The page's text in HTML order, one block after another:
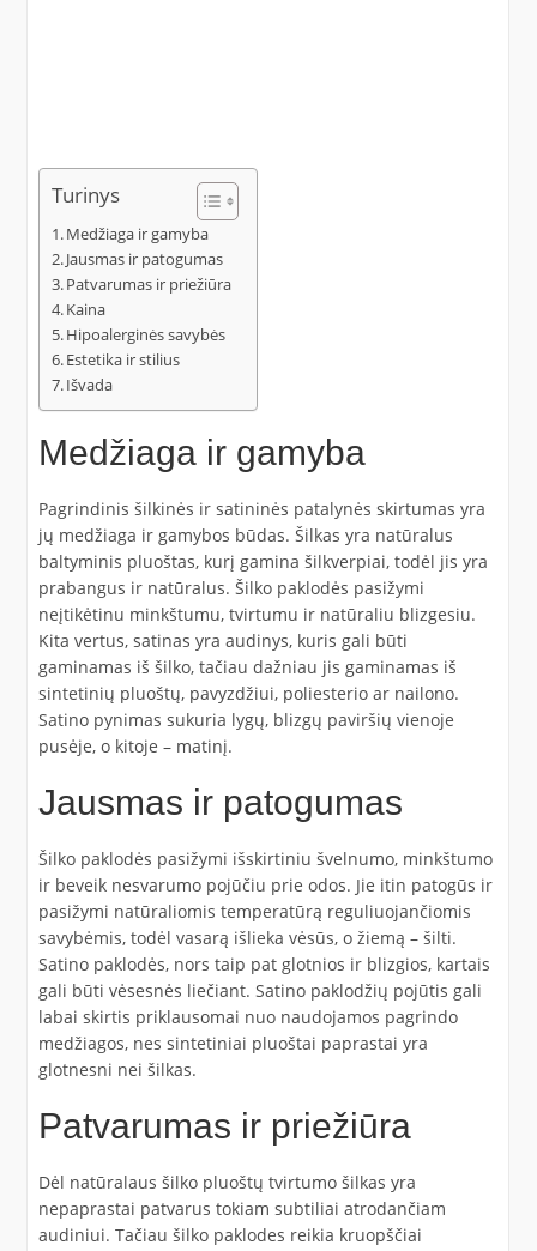
Turinys
Medžiaga ir gamyba
Jausmas ir patogumas
Patvarumas ir priežiūra
Kaina
Hipoalerginės savybės
Estetika ir stilius
Išvada
Medžiaga ir gamyba
Pagrindinis šilkinės ir satininės patalynės skirtumas yra
jų medžiaga ir gamybos būdas. Šilkas yra natūralus
baltyminis pluoštas, kurį gamina šilkverpiai, todėl jis yra
prabangus ir natūralus. Šilko paklodės pasižymi
neįtikėtinu minkštumu, tvirtumu ir natūraliu blizgesiu.
Kita vertus, satinas yra audinys, kuris gali būti
gaminamas iš šilko, tačiau dažniau jis gaminamas iš
sintetinių pluoštų, pavyzdžiui, poliesterio ar nailono.
Satino pynimas sukuria lygų, blizgų paviršių vienoje
pusėje, o kitoje – matinį.
Jausmas ir patogumas
Šilko paklodės pasižymi išskirtiniu švelnumo, minkštumo
ir beveik nesvarumo pojūčiu prie odos. Jie itin patogūs ir
pasižymi natūraliomis temperatūrą reguliuojančiomis
savybėmis, todėl vasarą išlieka vėsūs, o žiemą – šilti.
Satino paklodės, nors taip pat glotnios ir blizgios, kartais
gali būti vėsesnės liečiant. Satino paklodžių pojūtis gali
labai skirtis priklausomai nuo naudojamos pagrindo
medžiagos, nes sintetiniai pluoštai paprastai yra
glotnesni nei šilkas.
Patvarumas ir priežiūra
Dėl natūralaus šilko pluoštų tvirtumo šilkas yra
nepaprastai patvarus tokiam subtiliai atrodančiam
audiniui. Tačiau šilko paklodes reikia kruopščiai